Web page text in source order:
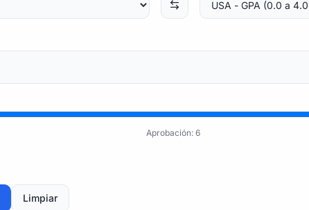
Aprobación: 6
Limpiar